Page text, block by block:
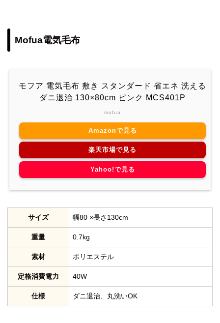
Mofua電気毛布
モフア 電気毛布 敷き スタンダード 省エネ 洗える
ダニ退治 130×80cm ピンク MCS401P
mofua
Amazonで見る
楽天市場で見る
Yahoo!で見る
サイズ 幅80 ×長さ130cm
重量 0.7kg
素材 ポリエステル
定格消費電力 40W
仕様 ダニ退治、丸洗いOK